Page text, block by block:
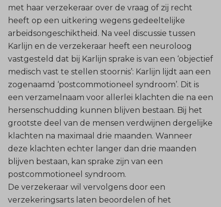
met haar verzekeraar over de vraag of zij recht
heeft op een uitkering wegens gedeeltelijke
arbeidsongeschiktheid. Na veel discussie tussen
Karlijn en de verzekeraar heeft een neuroloog
vastgesteld dat bij Karlijn sprake is van een ‘objectief
medisch vast te stellen stoornis’: Karlijn lijdt aan een
zogenaamd ‘postcommotioneel syndroom’. Dit is
een verzamelnaam voor allerlei klachten die na een
hersenschudding kunnen blijven bestaan. Bij het
grootste deel van de mensen verdwijnen dergelijke
klachten na maximaal drie maanden. Wanneer
deze klachten echter langer dan drie maanden
blijven bestaan, kan sprake zijn van een
postcommotioneel syndroom.
De verzekeraar wil vervolgens door een
verzekeringsarts laten beoordelen of het